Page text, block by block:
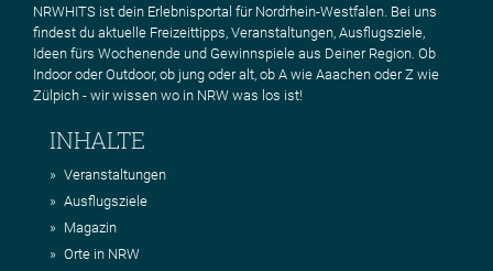
NRWHITS ist dein Erlebnisportal für Nordrhein-Westfalen. Bei uns
findest du aktuelle Freizeittipps, Veranstaltungen, Ausflugsziele,
Ideen fürs Wochenende und Gewinnspiele aus Deiner Region. Ob
Indoor oder Outdoor, ob jung oder alt, ob A wie Aaachen oder Z wie
Zülpich - wir wissen wo in NRW was los ist!
INHALTE
Veranstaltungen
Ausflugsziele
Magazin
Orte in NRW